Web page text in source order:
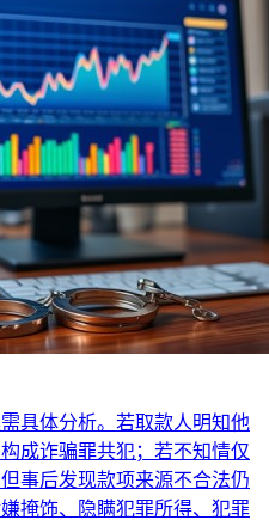
具体分析。若取款人明知他
成诈骗罪共犯；若不知情仅
事后发现款项来源不合法仍
掩饰、隐瞒犯罪所得、犯罪